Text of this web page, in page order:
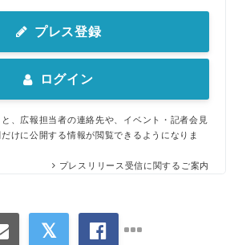
プレス登録
ログイン
、広報担当者の連絡先や、イベント・記者会見
けに公開する情報が閲覧できるようになりま
プレスリリース受信に関するご案内